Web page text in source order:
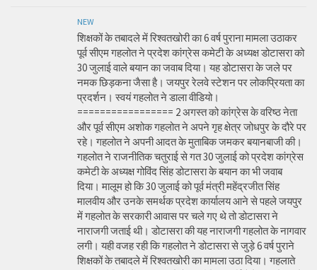
NEW
शिक्षकों के तबादले में रिश्वतखोरी का 6 वर्ष पुराना मामला उठाकर
पूर्व सीएम गहलोत ने प्रदेश कांग्रेस कमेटी के अध्यक्ष डोटासरा को
30 जुलाई वाले बयान का जवाब दिया। यह डोटासरा के जले पर
नमक छिड़कना जैसा है। जयपुर रेलवे स्टेशन पर लोकप्रियता का
प्रदर्शन। स्वयं गहलोत ने डाला वीडियो।
================= 2 अगस्त को कांग्रेस के वरिष्ठ नेता
और पूर्व सीएम अशोक गहलोत ने अपने गृह क्षेत्र जोधपुर के दौरे पर
रहे। गहलोत ने अपनी आदत के मुताबिक जमकर बयानबाजी की।
गहलोत ने राजनीतिक चतुराई से गत 30 जुलाई को प्रदेश कांग्रेस
कमेटी के अध्यक्ष गोविंद सिंह डोटासरा के बयान का भी जवाब
दिया। मालूम हो कि 30 जुलाई को पूर्व मंत्री महेंद्रजीत सिंह
मालवीय और उनके समर्थक प्रदेश कार्यालय आने से पहले जयपुर
में गहलोत के सरकारी आवास पर चले गए थे तो डोटासरा ने
नाराजगी जताई थी। डोटासरा की यह नाराजगी गहलोत के नागवार
लगी। यही वजह रही कि गहलोत ने डोटासरा से जुड़े 6 वर्ष पुराने
शिक्षकों के तबादले में रिश्वतखोरी का मामला उठा दिया। गहलाते